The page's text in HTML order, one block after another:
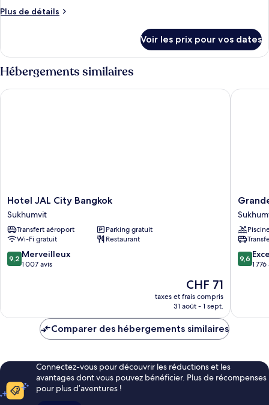
Plus de détails
Plus
le
type
de
Chambre
Voir les prix pour vos dates
Hébergements similaires
Hotel
JAL
City
Bangkok
Sukhumvit
Hotel JAL City Bangkok
Sukhumvit
Transfert aéroport
Parking gratuit
Wi-Fi gratuit
Restaurant
9.2
sur
9,2 Merveilleux
1 007 avis
Le
nouveau
prix
de
CHF 71
taxes et frais compris
31 août - 1 sept.
Hotel JAL City Bangkok
Grande
Centre
Point
55
9.6
sur
9,6
1
Grande
Comparer des hébergements similaires
Connectez-vous pour découvrir les réductions et les
avantages dont vous pouvez bénéficier. Plus de récompenses
pour plus d’aventures !